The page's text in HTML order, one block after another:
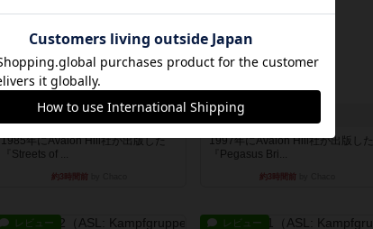
ストリート・オブ・ファイア：ASLデラックスモジュール1
1985年にAvalon Hill社が出版した
『Streets of ...
約3時間前
1997年にAvalon Hill社が出版した
『Pegasus Bri...
約3時間前
レビュー レビュー